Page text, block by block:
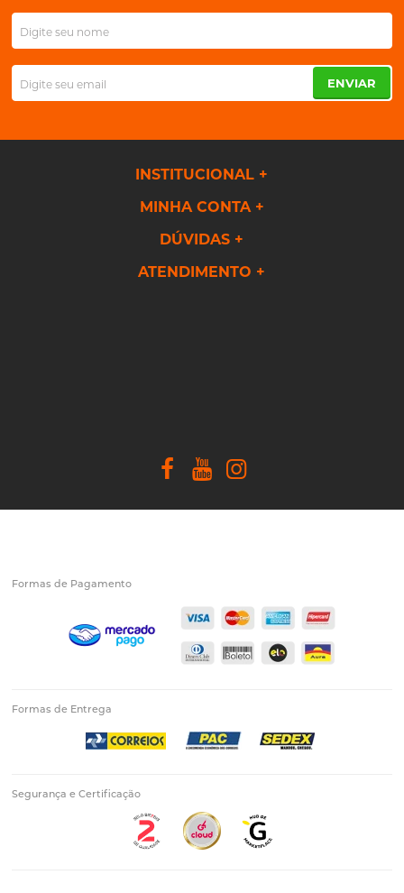
ENVIAR
INSTITUCIONAL
MINHA CONTA
DÚVIDAS
ATENDIMENTO
Formas de Pagamento
Formas de Entrega
Segurança e Certificação